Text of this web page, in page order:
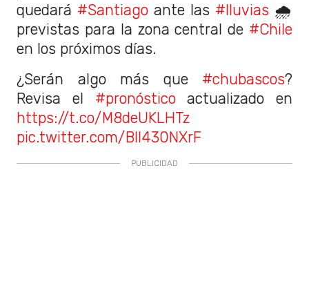
quedará #Santiago ante las #lluvias 🌧️
previstas para la zona central de #Chile
en los próximos días.
¿Serán algo más que #chubascos?
Revisa el #pronósticoactualizado en
https://t.co/M8deUKLHTz
pic.twitter.com/BII430NXrF